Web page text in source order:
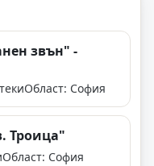
звън" -
Област: София
Троица"
Област: София